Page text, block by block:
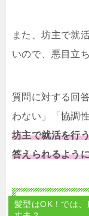
また、坊主で就
いので、悪目立
質問に対する回
わない」「協調
坊主で就活を行
答えられるよう
髪型はOK！では